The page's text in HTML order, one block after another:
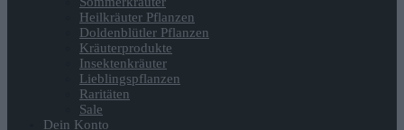
Heilkräuter Pflanzen
Doldenblütler Pflanzen
Kräuterprodukte
Insektenkräuter
Lieblingspflanzen
Raritäten
Sale
Dein Konto